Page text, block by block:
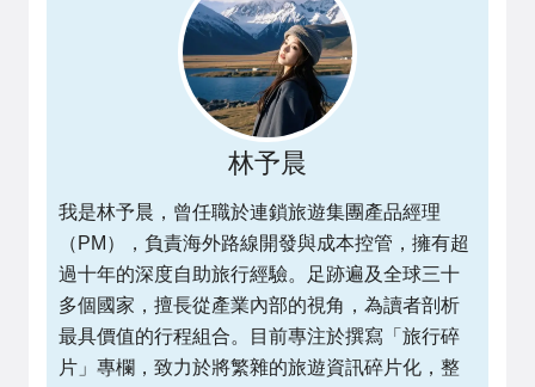
林予晨
我是林予晨，曾任職於連鎖旅遊集團產品經理
（PM），負責海外路線開發與成本控管，擁有超
過十年的深度自助旅行經驗。足跡遍及全球三十
多個國家，擅長從產業內部的視角，為讀者剖析
最具價值的行程組合。目前專注於撰寫「旅行碎
片」專欄，致力於將繁雜的旅遊資訊碎片化，整